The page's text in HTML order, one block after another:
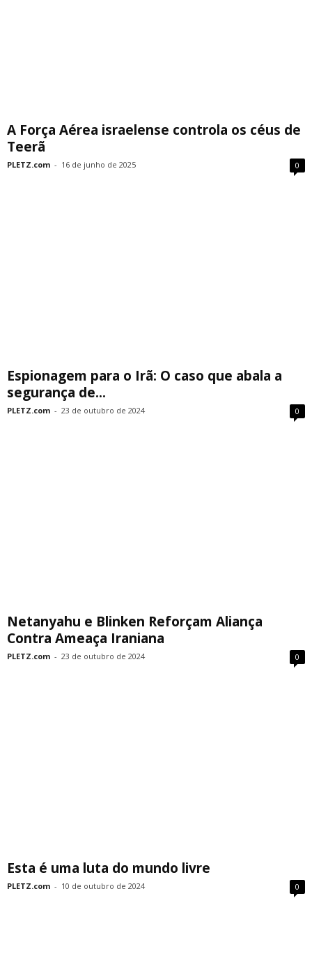
A Força Aérea israelense controla os céus de
Teerã
PLETZ.com - 16 de junho de 2025 0
Espionagem para o Irã: O caso que abala a
segurança de...
PLETZ.com - 23 de outubro de 2024 0
Netanyahu e Blinken Reforçam Aliança
Contra Ameaça Iraniana
PLETZ.com - 23 de outubro de 2024 0
Esta é uma luta do mundo livre
PLETZ.com - 10 de outubro de 2024 0